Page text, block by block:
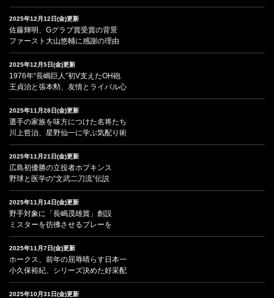
2025年12月12日(金)更新
佐藤輝明、Gグラブ賞受賞の背景
ファースト大山悠輔に感謝の理由
2025年12月5日(金)更新
1976年“長嶋巨人”初V支えたOH砲
王貞治と張本勲、友情とライバル心
2025年11月28日(金)更新
選手の家族を味方につけた名将たち
川上哲治、星野仙一に学ぶ気配り術
2025年11月21日(金)更新
広島初優勝の立役者ホプキンス
野球と医学の“文武二刀流”伝説
2025年11月14日(金)更新
野手対象に「長嶋茂雄賞」創設
ミスターを彷彿させるプレーを
2025年11月7日(金)更新
ホークス、前年の屈辱晴らす日本一
小久保裕紀、シリーズ決めた好采配
2025年10月31日(金)更新